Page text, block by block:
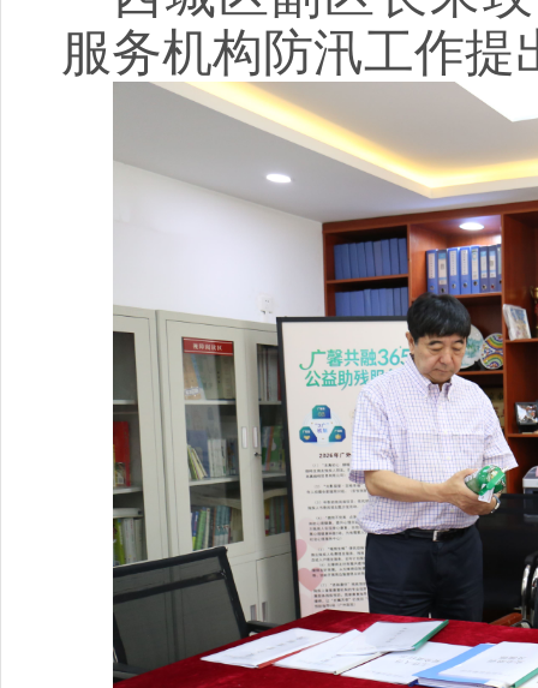
服务机构防汛工作提